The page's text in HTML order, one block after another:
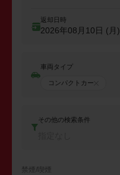
返却日時
2026年08月10日 (月)
車両タイプ
コンパクトカー
その他の検索条件
禁煙/喫煙